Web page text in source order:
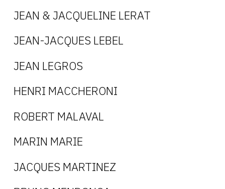
JEAN & JACQUELINE LERAT
JEAN-JACQUES LEBEL
JEAN LEGROS
HENRI MACCHERONI
ROBERT MALAVAL
MARIN MARIE
JACQUES MARTINEZ